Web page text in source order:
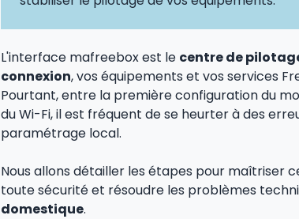
L'interface mafreebox est le centre de
connexion, vos équipements et vos services
Pourtant, entre la première configuration du
du Wi-Fi, il est fréquent de se heurter à des
paramétrage local.
Nous allons détailler les étapes pour maîtriser
toute sécurité et résoudre les problèmes
domestique.